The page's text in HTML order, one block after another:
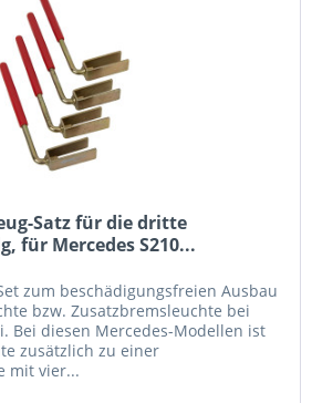
Satz für die dritte
für Mercedes S210...
zum beschädigungsfreien Ausbau
bzw. Zusatzbremsleuchte bei
Bei diesen Mercedes-Modellen ist
zusätzlich zu einer
mit vier...